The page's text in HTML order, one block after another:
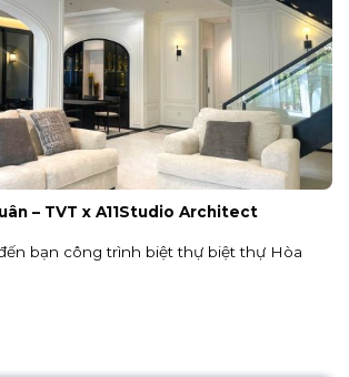
– TVT x A11Studio Architect
bạn công trình biệt thự biệt thự Hòa